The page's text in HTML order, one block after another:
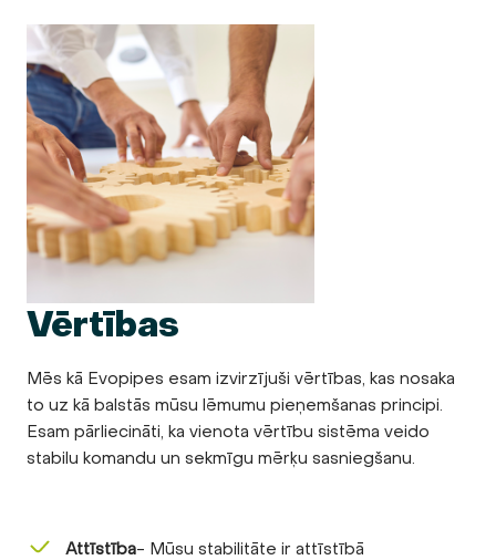
Vērtības
Mēs kā Evopipes esam izvirzījuši vērtības, kas nosaka
to uz kā balstās mūsu lēmumu pieņemšanas principi.
Esam pārliecināti, ka vienota vērtību sistēma veido
stabilu komandu un sekmīgu mērķu sasniegšanu.
Attīstība- Mūsu stabilitāte ir attīstībā